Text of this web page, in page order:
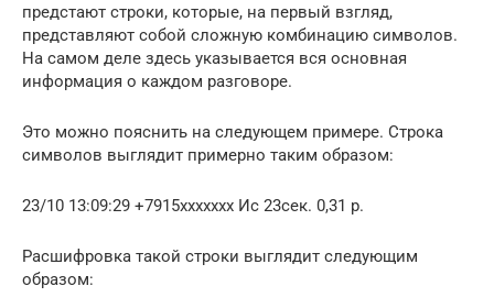
предстают строки, которые, на первый взгляд,
представляют собой сложную комбинацию символов.
На самом деле здесь указывается вся основная
информация о каждом разговоре.
Это можно пояснить на следующем примере. Строка
символов выглядит примерно таким образом:
23/10 13:09:29 +7915ххххххх Ис 23сек. 0,31 р.
Расшифровка такой строки выглядит следующим
образом: